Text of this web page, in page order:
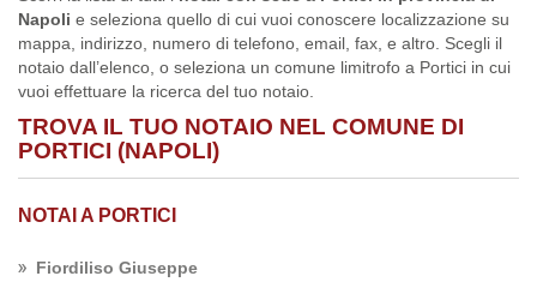
Napoli e seleziona quello di cui vuoi conoscere localizzazione su
mappa, indirizzo, numero di telefono, email, fax, e altro. Scegli il
notaio dall’elenco, o seleziona un comune limitrofo a Portici in cui
vuoi effettuare la ricerca del tuo notaio.
TROVA IL TUO NOTAIO NEL COMUNE DI
PORTICI (NAPOLI)
NOTAI A PORTICI
Fiordiliso Giuseppe